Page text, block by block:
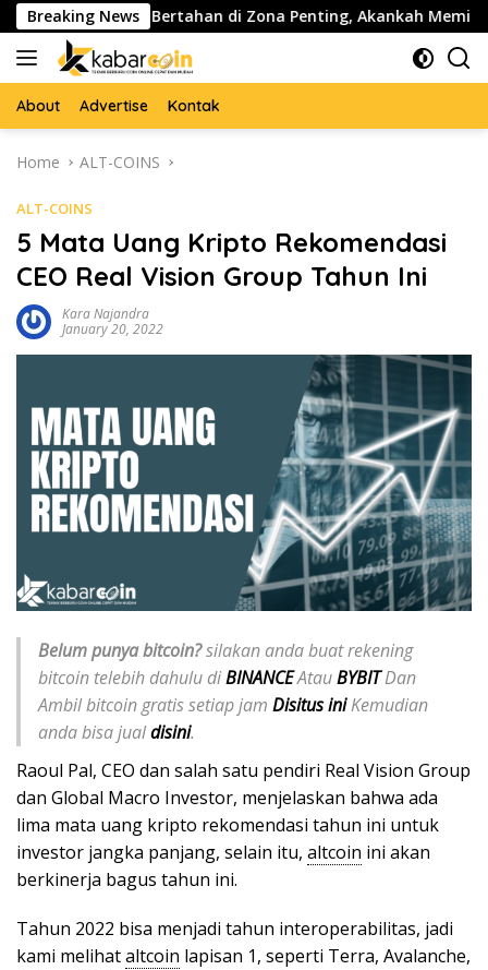
Skip
to
content
Breaking News
($PEPE) Bertahan di Zona Penting, Akankah Memicu
About Advertise Kontak
Home ALT-COINS
ALT-COINS
5 Mata Uang Kripto Rekomendasi
CEO Real Vision Group Tahun Ini
Kara Najandra
January 20, 2022
Belum punya bitcoin?silakan anda buat rekening
bitcoin telebih dahulu diBINANCEAtauBYBITDan
Ambil bitcoin gratis setiap jam Disitus iniKemudian
anda bisa jualdisini.
Raoul Pal, CEO dan salah satu pendiri Real Vision Group
dan Global Macro Investor, menjelaskan bahwa ada
lima mata uang kripto rekomendasi tahun ini untuk
investor jangka panjang, selain itu, altcoin ini akan
berkinerja bagus tahun ini.
Tahun 2022 bisa menjadi tahun interoperabilitas, jadi
kami melihataltcoin lapisan 1, seperti Terra, Avalanche,